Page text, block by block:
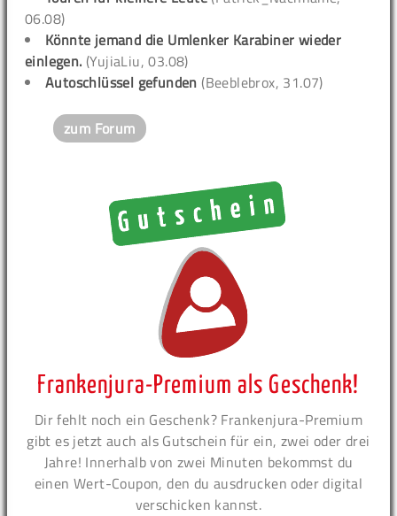
06.08)
Könnte jemand die Umlenker Karabiner wieder
einlegen. (YujiaLiu, 03.08)
Autoschlüssel gefunden (Beeblebrox, 31.07)
zum Forum
Frankenjura-Premium als Geschenk!
Dir fehlt noch ein Geschenk? Frankenjura-Premium
gibt es jetzt auch als Gutschein für ein, zwei oder drei
Jahre! Innerhalb von zwei Minuten bekommst du
einen Wert-Coupon, den du ausdrucken oder digital
verschicken kannst.